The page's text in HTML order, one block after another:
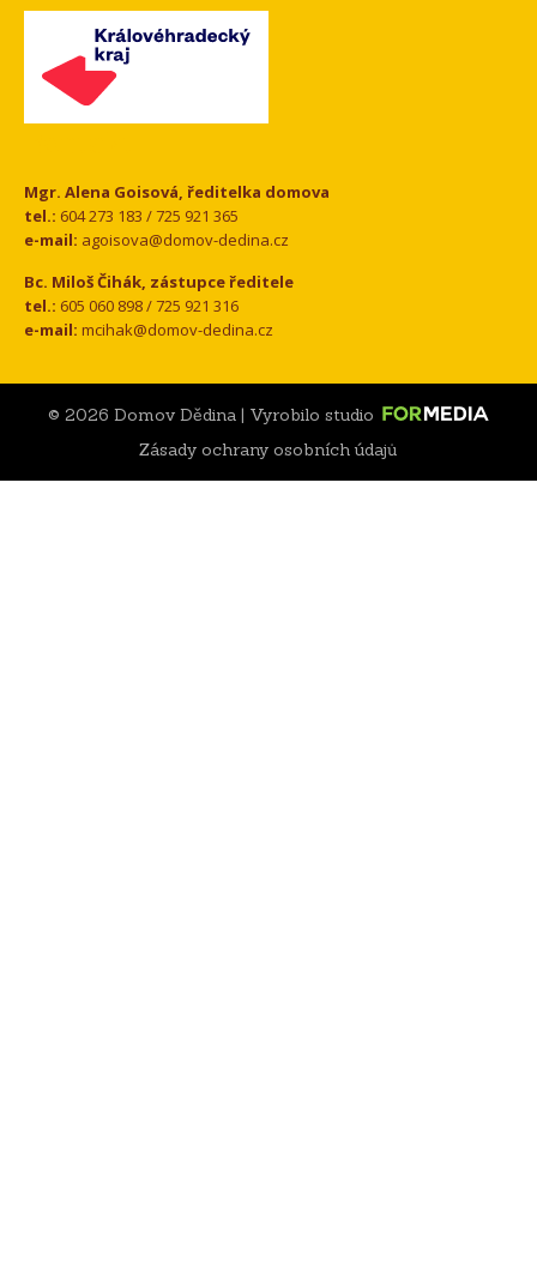
Mgr. Alena Goisová, ředitelka domova
tel.: 604 273 183 / 725 921 365
e-mail: agoisova@domov-dedina.cz
Bc. Miloš Čihák, zástupce ředitele
tel.: 605 060 898 / 725 921 316
e-mail: mcihak@domov-dedina.cz
© 2026 Domov Dědina | Vyrobilo studio
Zásady ochrany osobních údajů